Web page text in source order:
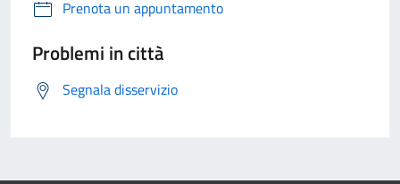
Prenota un appuntamento
Problemi in città
Segnala disservizio